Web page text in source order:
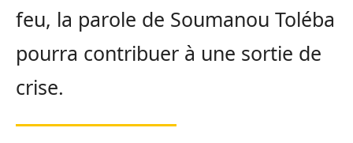
feu, la parole de Soumanou Toléba
pourra contribuer à une sortie de
crise.